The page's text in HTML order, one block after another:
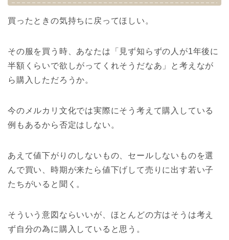
買ったときの気持ちに戻ってほしい。
その服を買う時、あなたは「見ず知らずの人が1年後に
半額くらいで欲しがってくれそうだなあ」と考えなが
ら購入しただろうか。
今のメルカリ文化では実際にそう考えて購入している
例もあるから否定はしない。
あえて値下がりのしないもの、セールしないものを選
んで買い、時期が来たら値下げして売りに出す若い子
たちがいると聞く。
そういう意図ならいいが、ほとんどの方はそうは考え
ず自分の為に購入していると思う。